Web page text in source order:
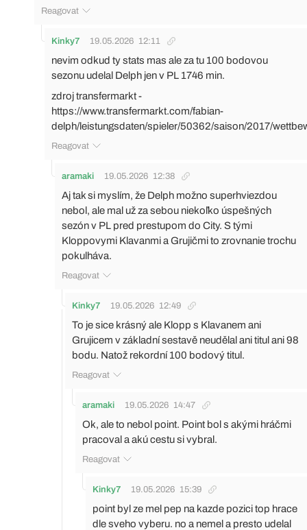
Reagovat
Kinky7 19.05.2026 12:11
nevim odkud ty stats mas ale za tu 100 bodovou
sezonu udelal Delph jen v PL 1746 min.
zdroj transfermarkt -
https://www.transfermarkt.com/fabian-
delph/leistungsdaten/spieler/50362/saison/2017/
Reagovat
aramaki 19.05.2026 12:38
Aj tak si myslím, že Delph možno superhviezdou
nebol, ale mal už za sebou niekoľko úspešných
sezón v PL pred prestupom do City. S tými
Kloppovymi Klavanmi a Grujičmi to zrovnanie trochu
pokulháva.
Reagovat
Kinky7 19.05.2026 12:49
To je sice krásný ale Klopp s Klavanem ani
Grujicem v základní sestavě neudělal ani titul ani 98
bodu. Natož rekordní 100 bodový titul.
Reagovat
aramaki 19.05.2026 14:47
Ok, ale to nebol point. Point bol s akými hráčmi
pracoval a akú cestu si vybral.
Reagovat
Kinky7 19.05.2026 15:39
point byl ze mel pep na kazde pozici top hrace
dle sveho vyberu. no a nemel a presto udelal